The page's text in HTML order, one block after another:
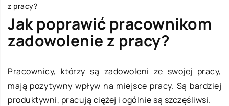
z pracy?
Jak poprawić pracownikom
zadowolenie z pracy?
Pracownicy, którzy są zadowoleni ze swojej pracy,
mają pozytywny wpływ na miejsce pracy. Są bardziej
produktywni, pracują ciężej i ogólnie są szczęśliwsi.